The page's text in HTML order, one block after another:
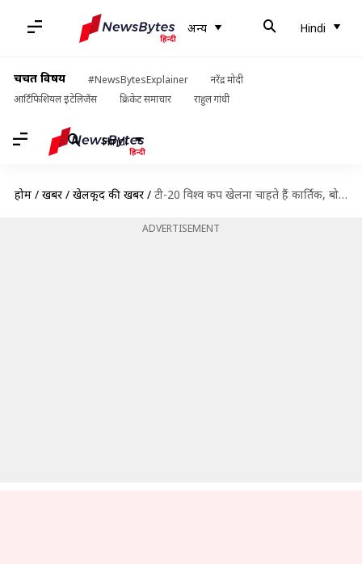
अन्य Hindi
चर्चित विषय #NewsBytesExplainer
नरेंद्र मोदी
आर्टिफिशियल इंटेलिजेंस
क्रिकेट समाचार राहुल गांधी
Hindi
होम / खबरें / खेलकूद की खबरें / टी-20 विश्व कप खेलना चाहते हैं कार्तिक, बोले- धोनी जैसी फिनिशिंग कर सकता हूं
ADVERTISEMENT